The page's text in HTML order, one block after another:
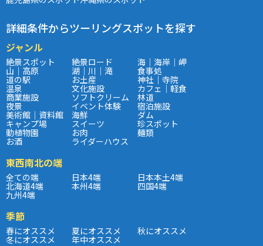
詳細条件からツーリングスポットを探す
ジャンル
絶景スポット 絶景ロード 海｜海岸｜岬
山｜高原 湖｜川｜滝 食事処
道の駅 お土産 神社｜寺院
温泉 文化施設 カフェ｜軽食
商業施設 ソフトクリーム 林道
夜景 イベント体験 宿泊施設
美術館｜資料館 海鮮 ダム
キャンプ場 スイーツ 珍スポット
動植物園 お肉 麺類
お酒 ライダーハウス
東西南北の端
全ての端 日本4端 日本本土4端
北海道4端 本州4端 四国4端
九州4端
季節
春にオススメ 夏にオススメ 秋にオススメ
冬にオススメ 年中オススメ